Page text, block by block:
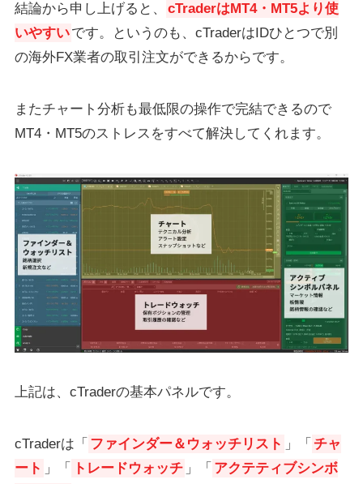
結論から申し上げると、
cTraderはMT4・MT5より使
いやすいです。というのも、cTraderはIDひとつで別
の海外FX業者の取引注文ができるからです。
またチャート分析も最低限の操作で完結できるので
MT4・MT5のストレスをすべて解決してくれます。
上記は、cTraderの基本パネルです。
cTraderは「 ファインダー＆ウォッチリスト 」「 チャ
ート 」「 トレードウォッチ 」「 アクテティブシンボ